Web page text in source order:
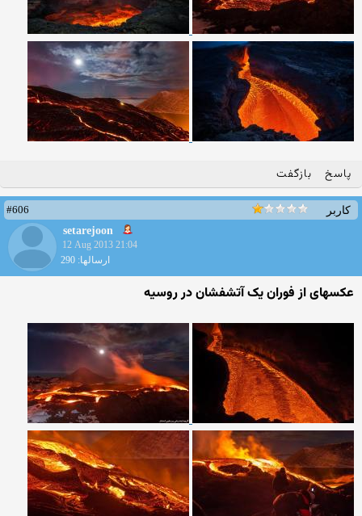
پاسخ بازگفت
کاربر
#606
setarejoon
12 Aug 2013 21:04
ارسالها: 290
عکسهای از فوران یک آتشفشان در روسیه